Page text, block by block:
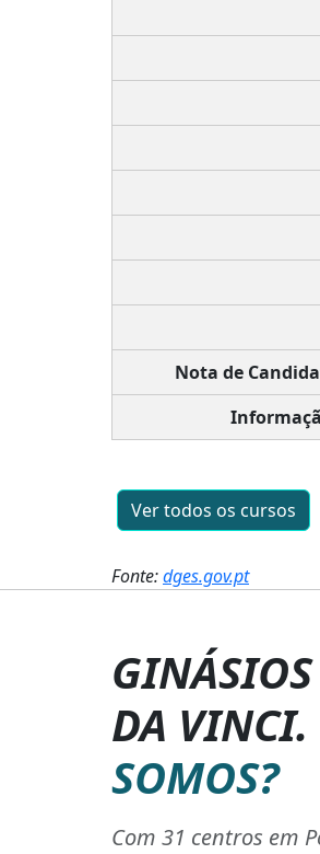
Nota de
Ver todos os cursos
Fonte:dges.gov.pt
DA VINCI.
SOMOS?
Com 31 centros em